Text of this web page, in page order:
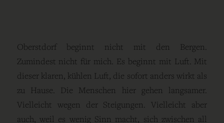
Oberstdorf beginnt nicht mit den Bergen.
Zumindest nicht für mich. Es beginnt mit Luft. Mit
dieser klaren, kühlen Luft, die sofort anders wirkt als
zu Hause. Die Menschen hier gehen langsamer.
Vielleicht wegen der Steigungen. Vielleicht aber
auch, weil es wenig Sinn macht, sich zwischen all